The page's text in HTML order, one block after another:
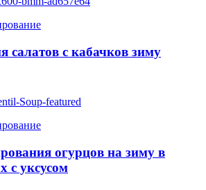
салатов с кабачков зиму
огурцов на зиму в
с уксусом